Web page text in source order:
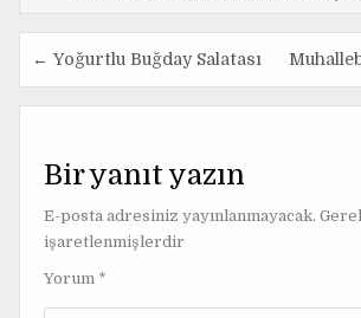
Y
a
g
e
z
← Yoğurtlu Buğday Salatası
Bir yanıt yazın
E-posta adresiniz yayınlanmayacak.
işaretlenmişlerdir
Yorum *